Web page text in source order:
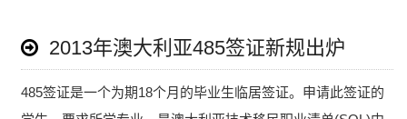
现.....2013年澳大利亚485签证新规出炉
485签证是一个为期18个月的毕业生临居签证。申请此签证的